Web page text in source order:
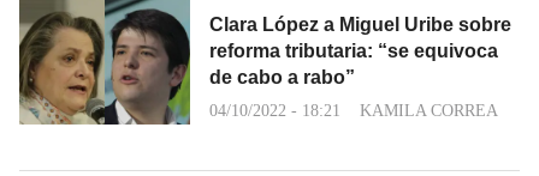
Clara López a Miguel Uribe sobre
reforma tributaria: “se equivoca
de cabo a rabo”
04/10/2022 - 18:21 KAMILA CORREA